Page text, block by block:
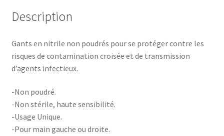
Description
Gants en nitrile non poudrés pour se protéger contre les
risques de contamination croisée et de transmission
d’agents infectieux.
-Non poudré.
-Non stérile, haute sensibilité.
-Usage Unique.
-Pour main gauche ou droite.